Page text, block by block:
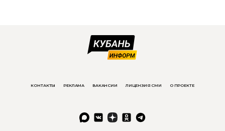
КОНТАКТЫ РЕКЛАМА ВАКАНСИИ ЛИЦЕНЗИЯ СМИ О ПРОЕКТЕ